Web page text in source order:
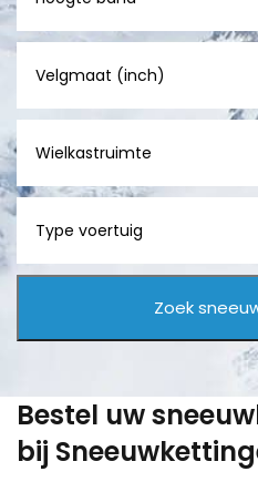
Bestel uw
bij